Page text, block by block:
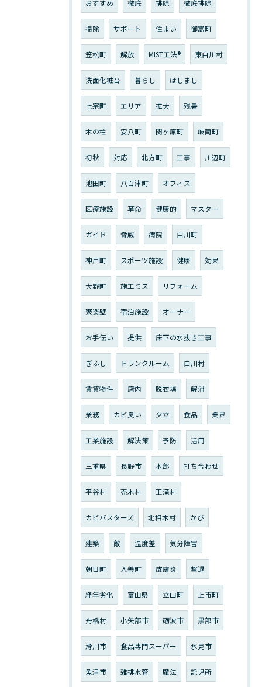
おすすめ 徹底 排除 徹底排除
掃除 サポート 住まい 御嵩町
笠松町 解放 MIST工法®︎ 東白川村
洗面化粧台 暮らし はしまし
七宗町 エリア 拡大 残暑
木の柱 安八町 関ヶ原町 岐南町
初秋 対応 北方町 工事 川辺町
池田町 八百津町 オフィス
医療施設 革命 健康的 マスター
ガイド 脅威 病院 白川町
神戸町 スポーツ施設 健康 効果
大野町 施工ミス リフォーム
聚楽壁 宿泊施設 オーナー
お手伝い 提供 床下の水抜き工事
ぎふし トランクルーム 白川村
賃貸物件 店内 脱衣場 解消
業務 カビ臭い 夕立 食品 業界
工業施設 解決策 予防 活用
三重県 長野市 本部 打ち合わせ
平谷村 売木村 王滝村
カビバスターズ 北相木村 かび
建築 敵 温度差 気分障害
朝日町 入善町 皮膚炎 撃退
経年劣化 富山県 立山町 上市町
舟橋村 小矢部市 砺波市 黒部市
滑川市 食品専門スーパー 氷見市
魚津市 雑排水管 魔法 託児所